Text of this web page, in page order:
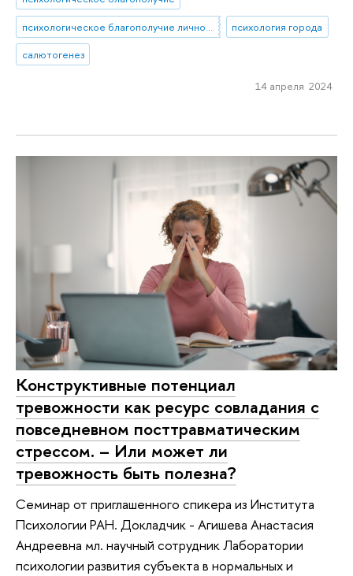
психологическое благополучие личности
психология города
салютогенез
14 апреля 2024
Конструктивные потенциал
тревожности как ресурс совладания с
повседневном посттравматическим
стрессом. – Или может ли
тревожность быть полезна?
Семинар от приглашенного спикера из Института
Психологии РАН. Докладчик - Агишева Анастасия
Андреевна мл. научный сотрудник Лаборатории
психологии развития субъекта в нормальных и